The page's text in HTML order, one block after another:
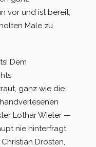
vor und ist bereit,
Male zu
Dem
ganz wie die
Lothar Wieler —
nie hinterfragt
Drosten,